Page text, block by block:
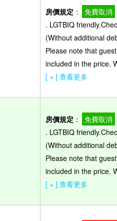
房價規定 ： 免費取消
. LGTBIQ
(Without additional
Please note that
included in the price.
[ + ] 查看更多
房價規定 ： 免費取消
. LGTBIQ
(Without additional
Please note that
included in the price.
[ + ] 查看更多